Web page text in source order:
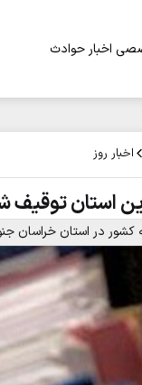
اخبار حوادث
اخبار روز